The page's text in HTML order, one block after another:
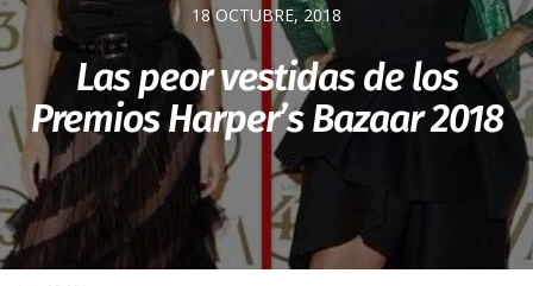
18 OCTUBRE, 2018
Las peor vestidas de los
Premios Harper’s Bazaar 2018